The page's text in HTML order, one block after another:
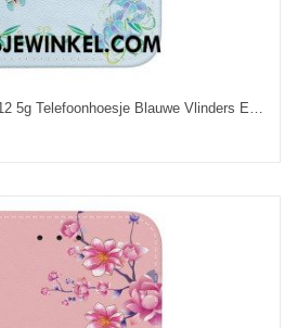
Folio-hoesje Oppo Reno 12 5g Telefoonhoesje Blauwe Vlinders En Bloemen Met Riempje